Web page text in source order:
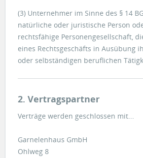
(3) Unternehmer im Sinne des § 14
natürliche oder juristische Person
rechtsfähige Personengesellschaft,
eines Rechtsgeschäfts in Ausübung
oder selbständigen beruflichen
2. Vertragspartner
Verträge werden geschlossen mit...
Garnelenhaus GmbH
Ohlweg 8